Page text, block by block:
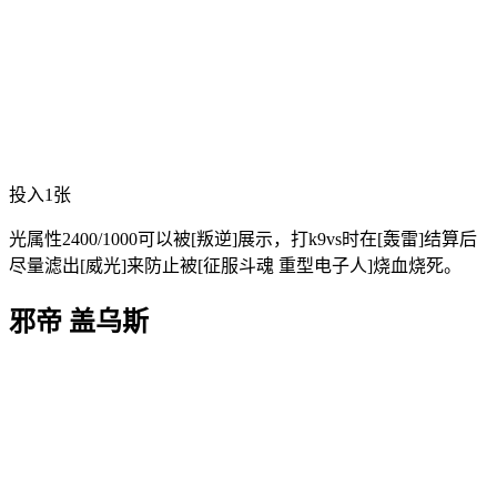
投入1张
光属性2400/1000可以被[叛逆]展示，打k9vs时在[轰雷]结算后
尽量滤出[威光]来防止被[征服斗魂 重型电子人]烧血烧死。
邪帝 盖乌斯